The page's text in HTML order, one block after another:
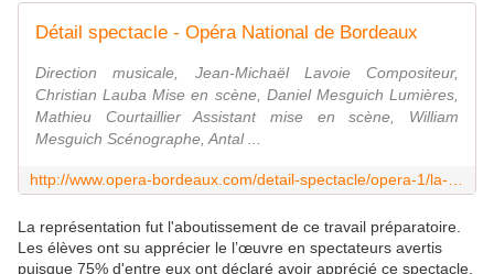
Détail spectacle - Opéra National de Bordeaux
Direction musicale, Jean-Michaël Lavoie Compositeur,
Christian Lauba Mise en scène, Daniel Mesguich Lumières,
Mathieu Courtaillier Assistant mise en scène, William
Mesguich Scénographe, Antal ...
La représentation fut l'aboutissement de ce travail préparatoire.
Les élèves ont su apprécier le l’œuvre en spectateurs avertis
puisque 75% d'entre eux ont déclaré avoir apprécié ce spectacle,